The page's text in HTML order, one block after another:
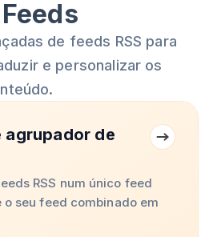
de feeds RSS para
e personalizar os
agrupador de
RSS num único feed
seu feed combinado em